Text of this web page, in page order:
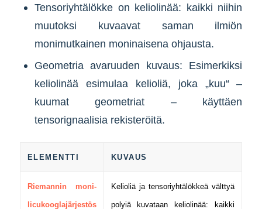
Tensoriyhtälökke on keliolinää: kaikki niihin
muutoksi kuvaavat saman ilmiön
monimutkainen moninaisena ohjausta.
Geometria avaruuden kuvaus: Esimerkiksi
keliolinää esimulaa kelioliä, joka „kuu“ –
kuumat geometriat – käyttäen
tensorignaalisia rekisteröitä.
ELEMENTTI KUVAUS
Riemannin moni-
licukooglajärjestös
Kelioliä ja tensoriyhtälökkeä välttyä
polyiä kuvataan keliolinää: kaikki